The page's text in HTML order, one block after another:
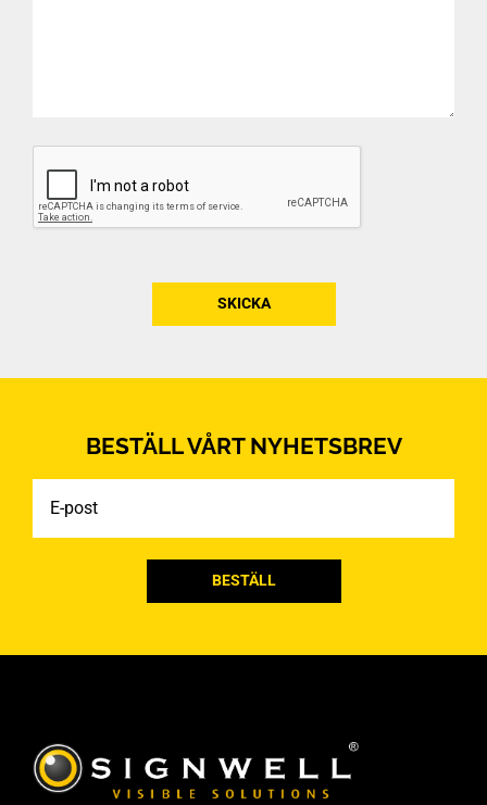
BESTÄLL VÅRT NYHETSBREV